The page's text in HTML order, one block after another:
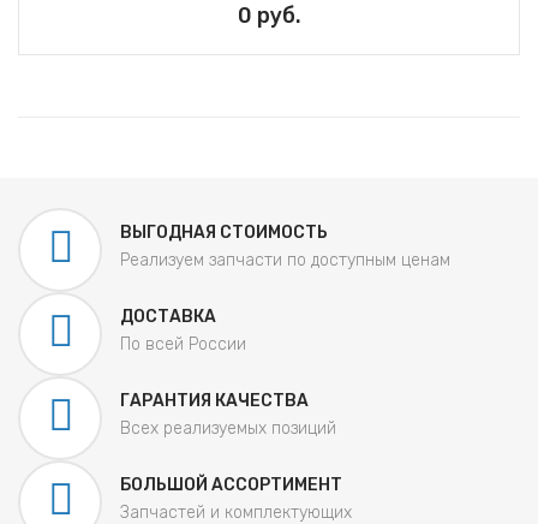
0 руб.
ВЫГОДНАЯ СТОИМОСТЬ
Реализуем запчасти по доступным ценам
ДОСТАВКА
По всей России
ГАРАНТИЯ КАЧЕСТВА
Всех реализуемых позиций
БОЛЬШОЙ АССОРТИМЕНТ
Запчастей и комплектующих